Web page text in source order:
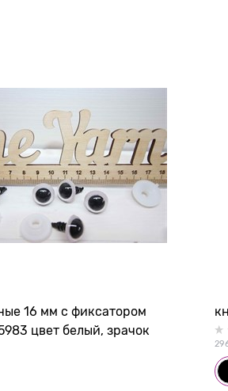
16 мм с фиксатором
цвет белый, зрачок